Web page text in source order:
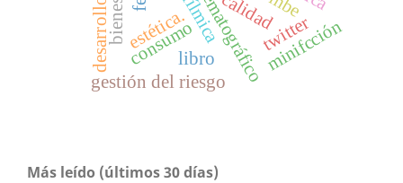
estética. calidad
minifcción
desarrollo
gestión del riesgo
consumo twitter
libro
Más leído (últimos 30 días)